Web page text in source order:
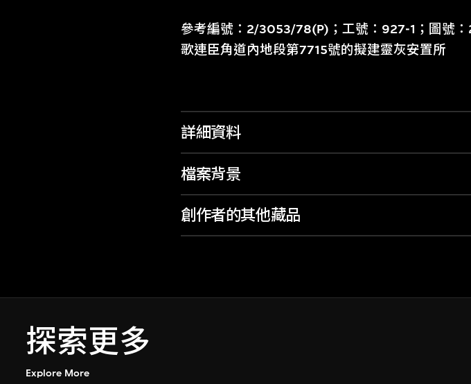
參考編號：2/3053/78(P)；工號：927-1；圖號
歌連臣角道內地段第7715號的擬建靈灰安置所
詳細資料
檔案背景
創作者的其他藏品
探索更多
Explore More